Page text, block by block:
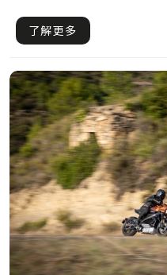
了解更多